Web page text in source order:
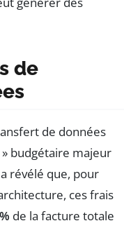
de
de données
budgétaire majeur
révélé que, pour
ces frais
de la facture totale